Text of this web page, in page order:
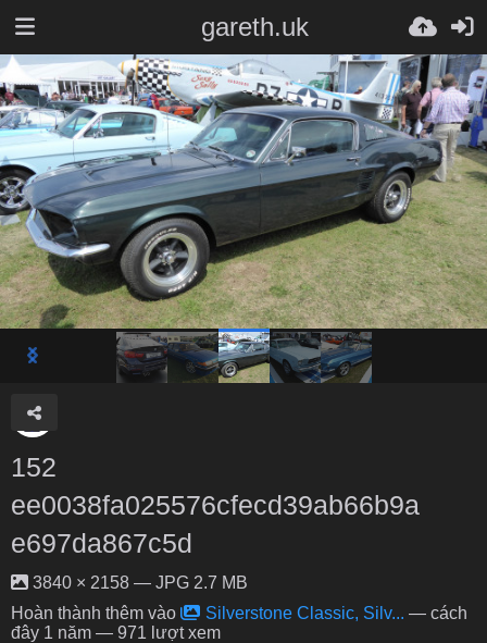
gareth.uk
152
ee0038fa025576cfecd39ab66b9a
e697da867c5d
3840 × 2158 — JPG 2.7 MB
Hoàn thành thêm vào
Silverstone Classic, Silv... — cách
đây 1 năm — 971 lượt xem